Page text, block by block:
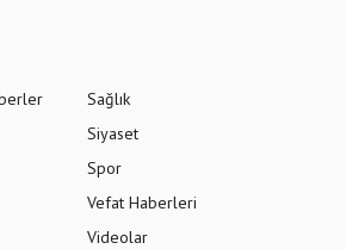
Sağlık
Siyaset
Spor
Vefat Haberleri
Videolar